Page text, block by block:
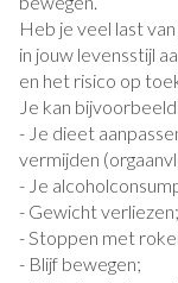
Heb je veel last
in jouw levensstijl
en het risico op
Je kan
- Je dieet
vermijden
- Je
- Gewicht verliezen;
- Stoppen met
- Blijf bewegen;